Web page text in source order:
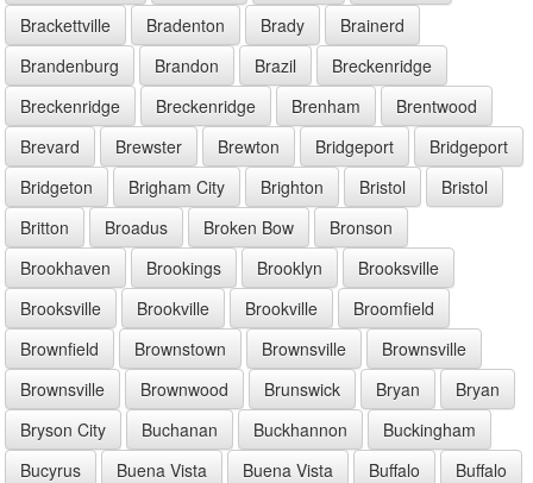
Brackettville
Bradenton Brady
Brainerd
Brandenburg
Brandon Brazil
Breckenridge
Breckenridge
Breckenridge Brenham
Brentwood
Brevard
Brewster Brewton Bridgeport
Bridgeport
Bridgeton
Brigham City Brighton Bristol
Bristol
Britton
Broadus Broken Bow
Bronson
Brookhaven
Brookings Brooklyn
Brooksville
Brooksville
Brookville Brookville
Broomfield
Brownfield
Brownstown Brownsville
Brownsville
Brownsville
Brownwood Brunswick Bryan
Bryan
Bryson City
Buchanan Buckhannon
Buckingham
Bucyrus
Buena Vista Buena Vista Buffalo
Buffalo